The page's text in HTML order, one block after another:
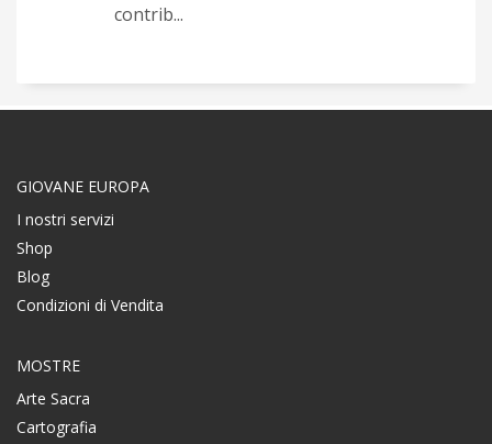
contrib...
GIOVANE EUROPA
I nostri servizi
Shop
Blog
Condizioni di Vendita
MOSTRE
Arte Sacra
Cartografia